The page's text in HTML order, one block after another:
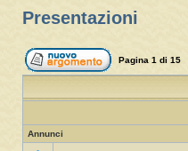
Presentazioni
Pagina 1 di 15
Annunci